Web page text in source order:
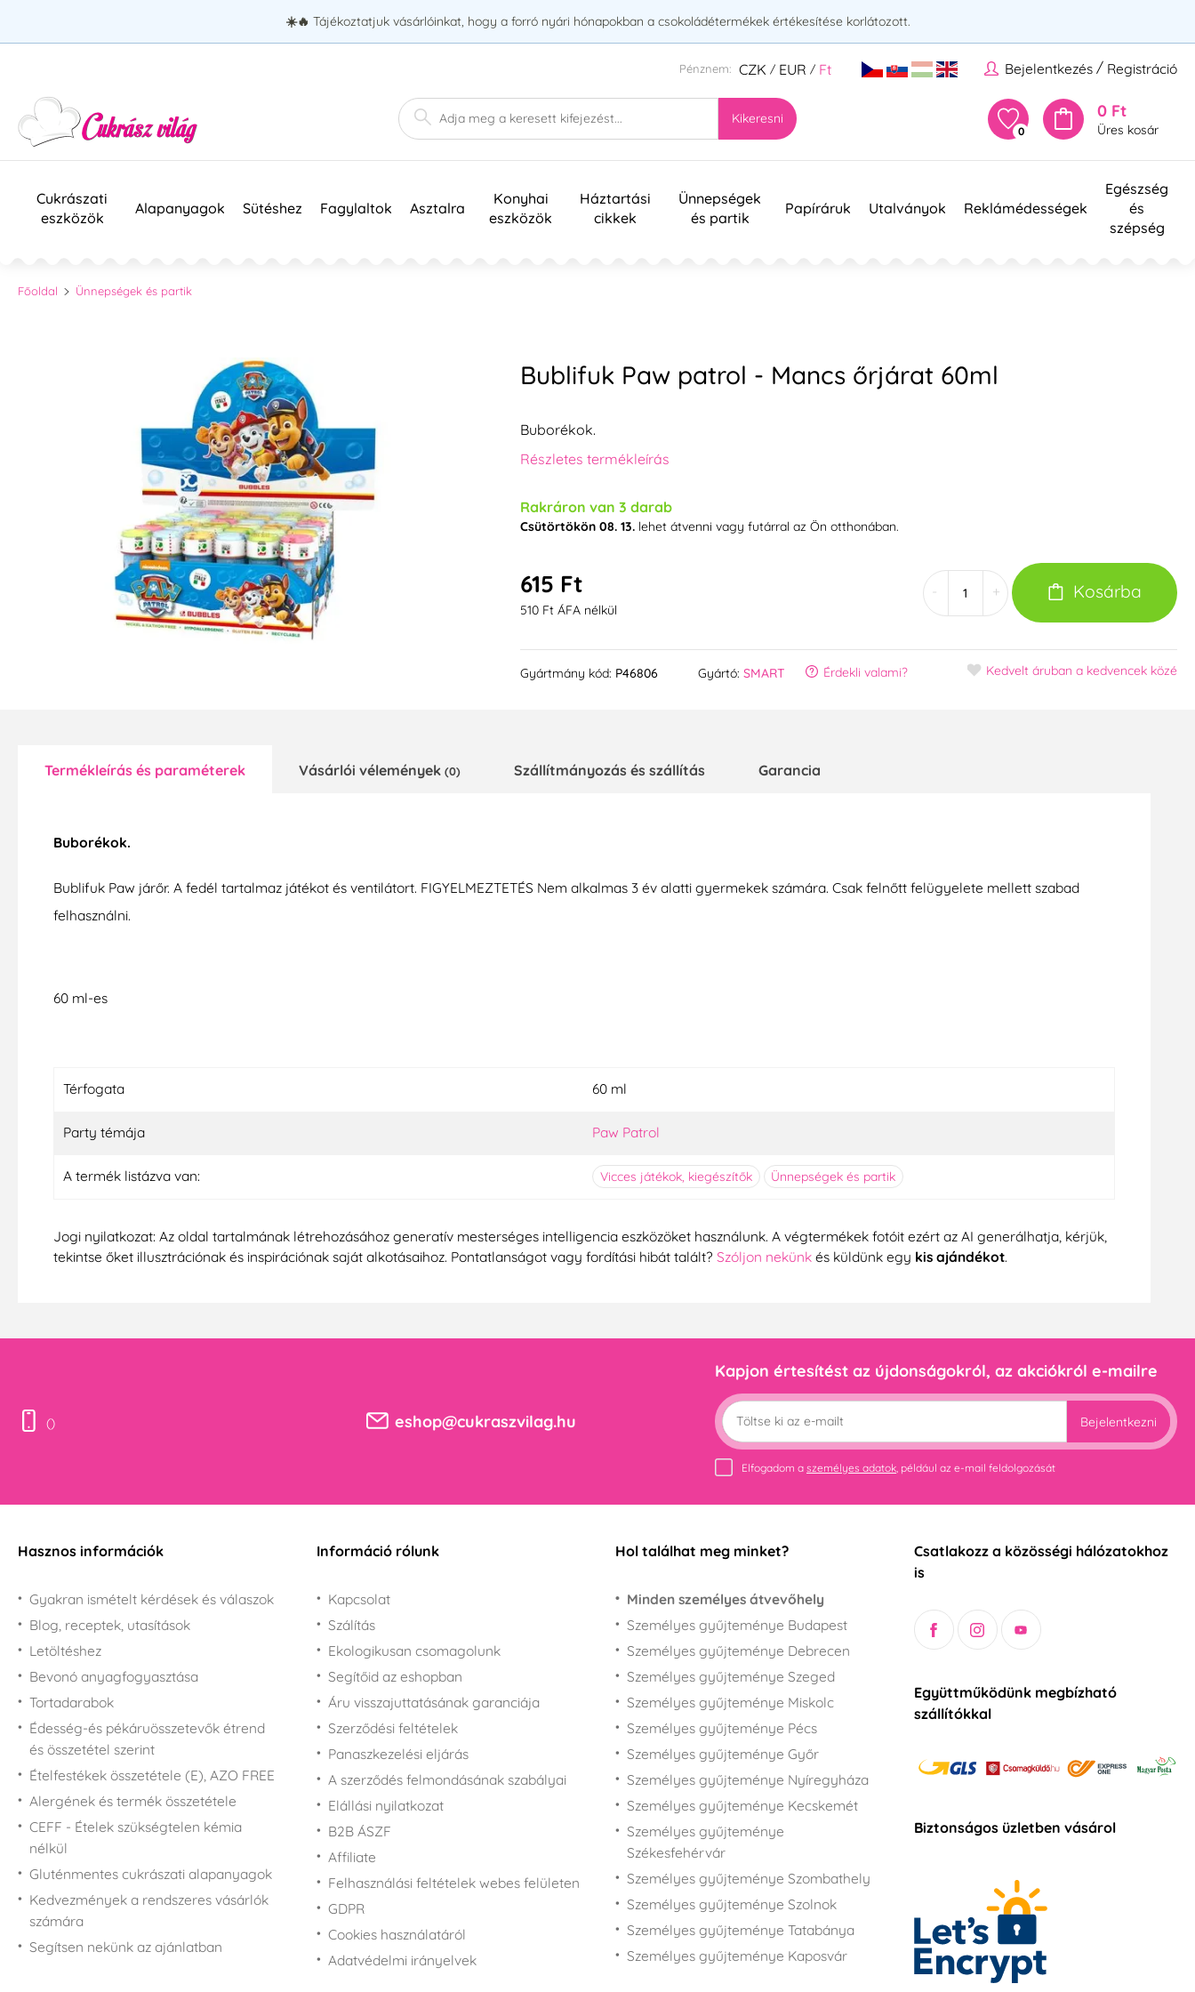
☀️🔥 Tájékoztatjuk vásárlóinkat, hogy a forró nyári hónapokban a csokoládétermékek értékesítése korlátozott.
Bejelentkezés / Registráció
Pénznem: CZK / EUR / Ft
Kikeresni
0
0 Ft
Üres kosár
Cukrászati
eszközök
Alapanyagok Sütéshez Fagylaltok Asztalra
Konyhai
eszközök
Háztartási
cikkek
Ünnepségek
és partik
Papíráruk Utalványok Reklámédességek
Egészség
és
szépség
Főoldal Ünnepségek és partik
Bublifuk Paw patrol - Mancs őrjárat 60ml
Buborékok.
Részletes termékleírás
Rakráron van 3 darab
Csütörtökön 08. 13.lehet átvenni vagy futárral az Ön otthonában.
615 Ft
510 Ft ÁFA nélkül
+ Kosárba
Gyártmány kód: P46806 Gyártó: SMART Érdekli valami? Kedvelt áruban a kedvencek közé
Termékleírás és paraméterek Vásárlói vélemények (0) Szállítmányozás és szállítás Garancia
Buborékok.
Bublifuk Paw járőr. A fedél tartalmaz játékot és ventilátort. FIGYELMEZTETÉS Nem alkalmas 3 év alatti gyermekek számára. Csak felnőtt felügyelete mellett szabad
felhasználni.
60 ml-es
Térfogata 60 ml
Party témája Paw Patrol
A termék listázva van: Vicces játékok, kiegészítők Ünnepségek és partik
Jogi nyilatkozat: Az oldal tartalmának létrehozásához generatív mesterséges intelligencia eszközöket használunk. A végtermékek fotóit ezért az AI generálhatja, kérjük,
tekintse őket illusztrációnak és inspirációnak saját alkotásaihoz. Pontatlanságot vagy fordítási hibát talált? Szóljon nekünk és küldünk egy kis ajándékot.
() eshop@cukraszvilag.hu
Kapjon értesítést az újdonságokról, az akciókról e-mailre
Bejelentkezni
Elfogadom a személyes adatok, például az e-mail feldolgozását
Hasznos információk
Gyakran ismételt kérdések és válaszok
Blog, receptek, utasítások
Letöltéshez
Bevonó anyagfogyasztása
Tortadarabok
Édesség-és pékáruösszetevők étrend
és összetétel szerint
Ételfestékek összetétele (E), AZO FREE
Alergének és termék összetétele
CEFF - Ételek szükségtelen kémia
nélkül
Gluténmentes cukrászati alapanyagok
Kedvezmények a rendszeres vásárlók
számára
Segítsen nekünk az ajánlatban
Információ rólunk
Kapcsolat
Szálítás
Ekologikusan csomagolunk
Segítőid az eshopban
Áru visszajuttatásának garanciája
Szerződési feltételek
Panaszkezelési eljárás
A szerződés felmondásának szabályai
Elállási nyilatkozat
B2B ÁSZF
Affiliate
Felhasználási feltételek webes felületen
GDPR
Cookies használatáról
Adatvédelmi irányelvek
Hol találhat meg minket?
Minden személyes átvevőhely
Személyes gyűjteménye Budapest
Személyes gyűjteménye Debrecen
Személyes gyűjteménye Szeged
Személyes gyűjteménye Miskolc
Személyes gyűjteménye Pécs
Személyes gyűjteménye Győr
Személyes gyűjteménye Nyíregyháza
Személyes gyűjteménye Kecskemét
Személyes gyűjteménye
Székesfehérvár
Személyes gyűjteménye Szombathely
Személyes gyűjteménye Szolnok
Személyes gyűjteménye Tatabánya
Személyes gyűjteménye Kaposvár
Csatlakozz a közösségi hálózatokhoz
is
Együttműködünk megbízható
szállítókkal
Biztonságos üzletben vásárol